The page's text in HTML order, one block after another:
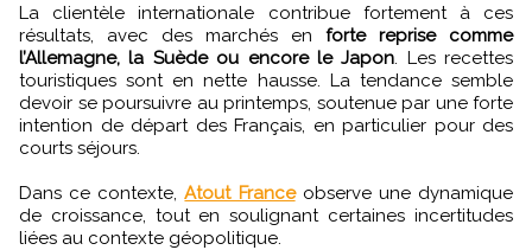
La clientèle internationale contribue fortement à ces
résultats, avec des marchés en forte reprise comme
l’Allemagne, la Suède ou encore le Japon . Les recettes
touristiques sont en nette hausse. La tendance semble
devoir se poursuivre au printemps, soutenue par une forte
intention de départ des Français, en particulier pour des
courts séjours.
Dans ce contexte,Atout Franceobserve une dynamique
de croissance, tout en soulignant certaines incertitudes
liées au contexte géopolitique.